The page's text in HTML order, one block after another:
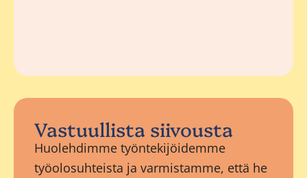
Vastuullista siivousta
Huolehdimme työntekijöidemme
työolosuhteista ja varmistamme, että he